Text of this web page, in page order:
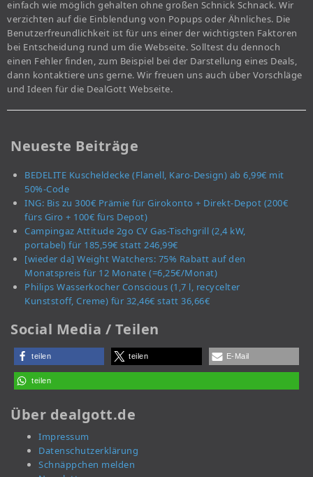
einfach wie möglich gehalten ohne großen Schnick Schnack. Wir
verzichten auf die Einblendung von Popups oder Ähnliches. Die
Benutzerfreundlichkeit ist für uns einer der wichtigsten Faktoren
bei Entscheidung rund um die Webseite. Solltest du dennoch
einen Fehler finden, zum Beispiel bei der Darstellung eines Deals,
dann kontaktiere uns gerne. Wir freuen uns auch über Vorschläge
und Ideen für die DealGott Webseite.
Neueste Beiträge
BEDELITE Kuscheldecke (Flanell, Karo-Design) ab 6,99€ mit
50%-Code
ING: Bis zu 300€ Prämie für Girokonto + Direkt-Depot (200€
fürs Giro + 100€ fürs Depot)
Campingaz Attitude 2go CV Gas-Tischgrill (2,4 kW,
portabel) für 185,59€ statt 246,99€
[wieder da] Weight Watchers: 75% Rabatt auf den
Monatspreis für 12 Monate (=6,25€/Monat)
Philips Wasserkocher Conscious (1,7 l, recycelter
Kunststoff, Creme) für 32,46€ statt 36,66€
Social Media / Teilen
teilen teilen E-Mail
teilen
Über dealgott.de
Impressum
Datenschutzerklärung
Schnäppchen melden